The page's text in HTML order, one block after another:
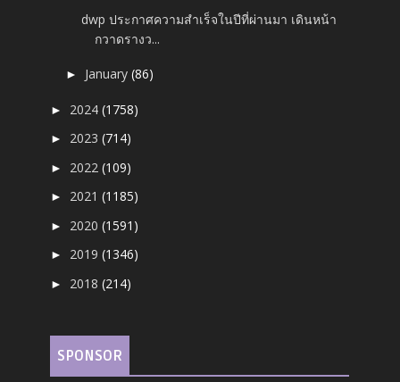
dwp ประกาศความสำเร็จในปีที่ผ่านมา เดินหน้า
กวาดรางว...
► January(86)
► 2024(1758)
► 2023(714)
► 2022(109)
► 2021(1185)
► 2020(1591)
► 2019(1346)
► 2018(214)
SPONSOR